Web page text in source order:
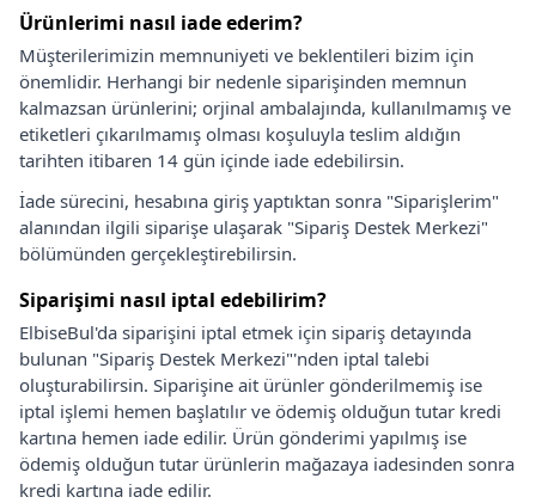
Ürünlerimi nasıl iade ederim?
Müşterilerimizin memnuniyeti ve beklentileri bizim için
önemlidir. Herhangi bir nedenle siparişinden memnun
kalmazsan ürünlerini; orjinal ambalajında, kullanılmamış ve
etiketleri çıkarılmamış olması koşuluyla teslim aldığın
tarihten itibaren 14 gün içinde iade edebilirsin.
İade sürecini, hesabına giriş yaptıktan sonra "Siparişlerim"
alanından ilgili siparişe ulaşarak "Sipariş Destek Merkezi"
bölümünden gerçekleştirebilirsin.
Siparişimi nasıl iptal edebilirim?
ElbiseBul'da siparişini iptal etmek için sipariş detayında
bulunan "Sipariş Destek Merkezi"'nden iptal talebi
oluşturabilirsin. Siparişine ait ürünler gönderilmemiş ise
iptal işlemi hemen başlatılır ve ödemiş olduğun tutar kredi
kartına hemen iade edilir. Ürün gönderimi yapılmış ise
ödemiş olduğun tutar ürünlerin mağazaya iadesinden sonra
kredi kartına iade edilir.